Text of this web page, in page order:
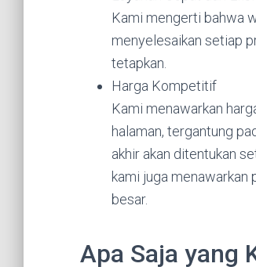
Kami mengerti bahwa
menyelesaikan setiap
tetapkan.
Harga Kompetitif
Kami menawarkan
halaman, tergantung
akhir akan ditentukan
kami juga menawarkan
besar.
Apa Saja yang